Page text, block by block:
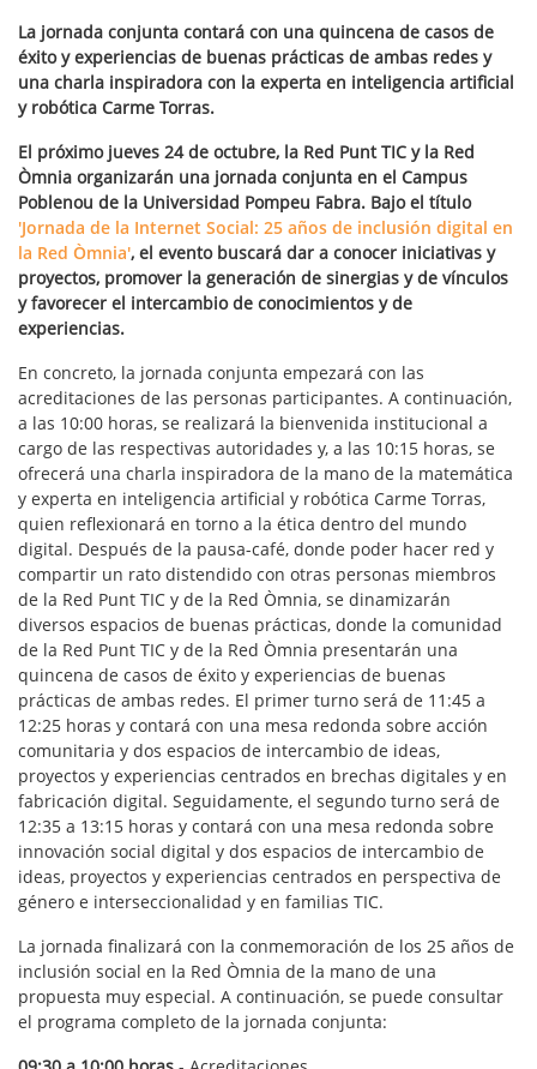
La jornada conjunta contará con una quincena de casos de
éxito y experiencias de buenas prácticas de ambas redes y
una charla inspiradora con la experta en inteligencia artificial
y robótica Carme Torras.
El próximo jueves 24 de octubre, la Red Punt TIC y la Red
Òmnia organizarán una jornada conjunta en el Campus
Poblenou de la Universidad Pompeu Fabra. Bajo el título
'Jornada de la Internet Social: 25 años de inclusión digital en
la Red Òmnia', el evento buscará dar a conocer iniciativas y
proyectos, promover la generación de sinergias y de vínculos
y favorecer el intercambio de conocimientos y de
experiencias.
En concreto, la jornada conjunta empezará con las
acreditaciones de las personas participantes. A continuación,
a las 10:00 horas, se realizará la bienvenida institucional a
cargo de las respectivas autoridades y, a las 10:15 horas, se
ofrecerá una charla inspiradora de la mano de la matemática
y experta en inteligencia artificial y robótica Carme Torras,
quien reflexionará en torno a la ética dentro del mundo
digital. Después de la pausa-café, donde poder hacer red y
compartir un rato distendido con otras personas miembros
de la Red Punt TIC y de la Red Òmnia, se dinamizarán
diversos espacios de buenas prácticas, donde la comunidad
de la Red Punt TIC y de la Red Òmnia presentarán una
quincena de casos de éxito y experiencias de buenas
prácticas de ambas redes. El primer turno será de 11:45 a
12:25 horas y contará con una mesa redonda sobre acción
comunitaria y dos espacios de intercambio de ideas,
proyectos y experiencias centrados en brechas digitales y en
fabricación digital. Seguidamente, el segundo turno será de
12:35 a 13:15 horas y contará con una mesa redonda sobre
innovación social digital y dos espacios de intercambio de
ideas, proyectos y experiencias centrados en perspectiva de
género e interseccionalidad y en familias TIC.
La jornada finalizará con la conmemoración de los 25 años de
inclusión social en la Red Òmnia de la mano de una
propuesta muy especial. A continuación, se puede consultar
el programa completo de la jornada conjunta: